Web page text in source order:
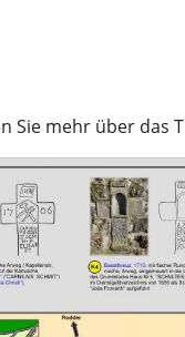
mehr über das